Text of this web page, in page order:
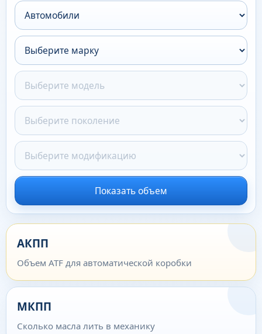
Показать объем
АКПП
Объем ATF для автоматической коробки
МКПП
Сколько масла лить в механику